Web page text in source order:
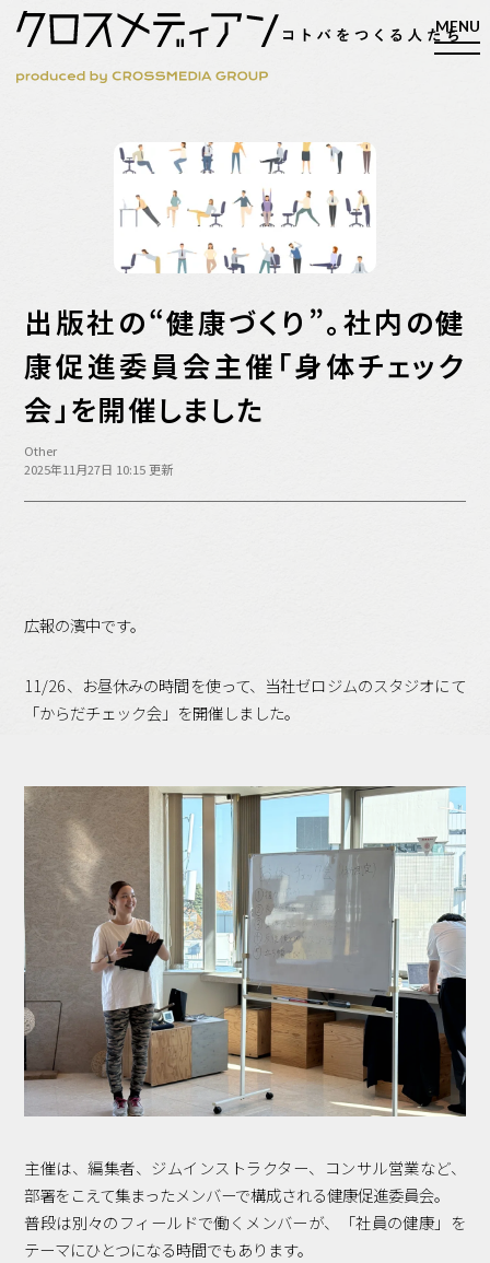
新刊ができるまで
EVENT
MY WORK
編集4.0
人間主義的経営
業界ビジネス
プロフェッショナル対談
ビジネスアスリートのための
編集4.0
その他
ラジオ
Podcast番組
「ビジネス・ブック・アカデミー」
Podcast番組
「小早川幸一郎の編集者で経営者」
Podcast番組
「東京広報大学」
クロスメディアンとは？
広報誌
「クロスメディアン」アーカイブ
出版社の“健康づくり”。社内の健
康促進委員会主催「身体チェック
会」を開催しました
Other
2025年11月27日 10:15 更新
広報の濱中です。
11/26、お昼休みの時間を使って、当社ゼロジムのスタジオにて
「からだチェック会」を開催しました。
主催は、編集者、ジムインストラクター、コンサル営業など、
部署をこえて集まったメンバーで構成される健康促進委員会。
普段は別々のフィールドで働くメンバーが、「社員の健康」を
テーマにひとつになる時間でもあります。